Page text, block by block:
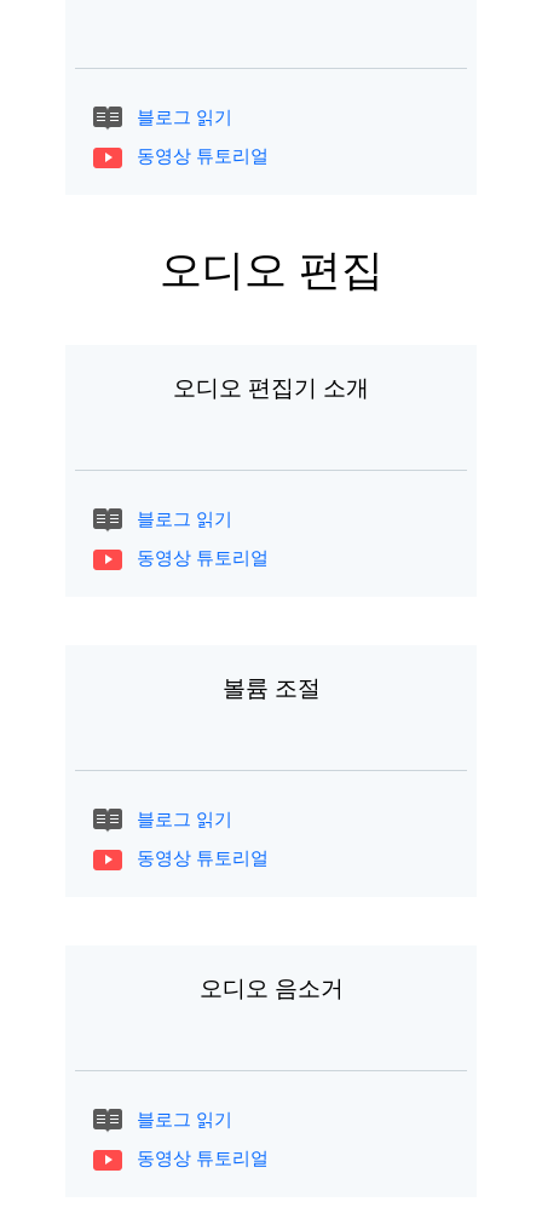
블로그 읽기
동영상 튜토리얼
오디오 편집
오디오 편집기 소개
블로그 읽기
동영상 튜토리얼
볼륨 조절
블로그 읽기
동영상 튜토리얼
오디오 음소거
블로그 읽기
동영상 튜토리얼